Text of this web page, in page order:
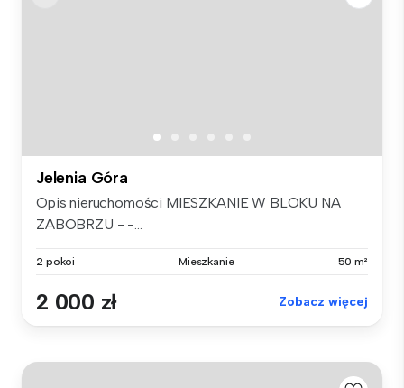
Jelenia Góra
Opis nieruchomości MIESZKANIE W BLOKU NA
ZABOBRZU - -...
2 pokoi Mieszkanie 50 m²
2 000 zł Zobacz więcej